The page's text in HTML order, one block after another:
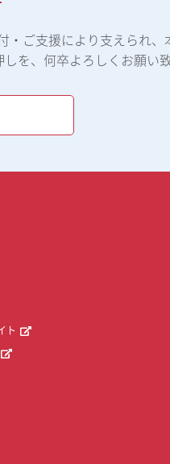
・ご支援により支えられ
を、何卒よろしくお願い致
ト